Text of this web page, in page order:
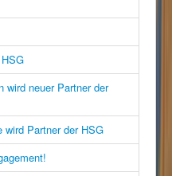
wird neuer Partner der
wird Partner der HSG